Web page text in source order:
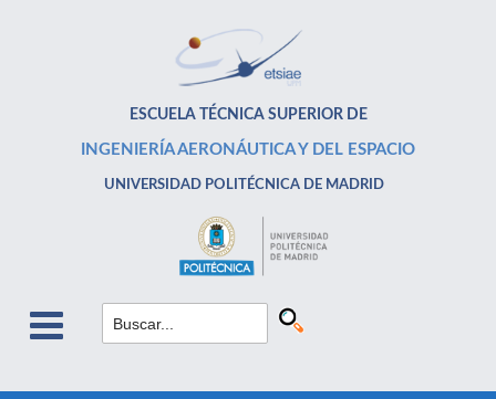
ESCUELA TÉCNICA SUPERIOR DE
INGENIERÍA AERONÁUTICA Y DEL ESPACIO
UNIVERSIDAD POLITÉCNICA DE MADRID